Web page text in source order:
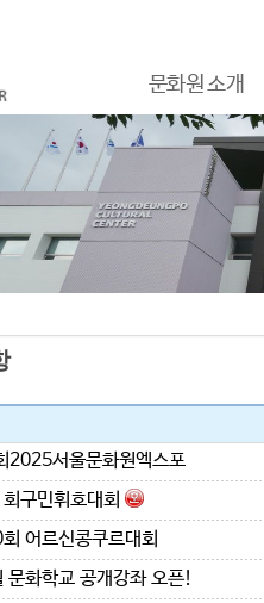
문화원 소개
2025서울문화원엑스포
구민휘호대회
어르신콩쿠르대회
문화학교 공개강좌 오픈!